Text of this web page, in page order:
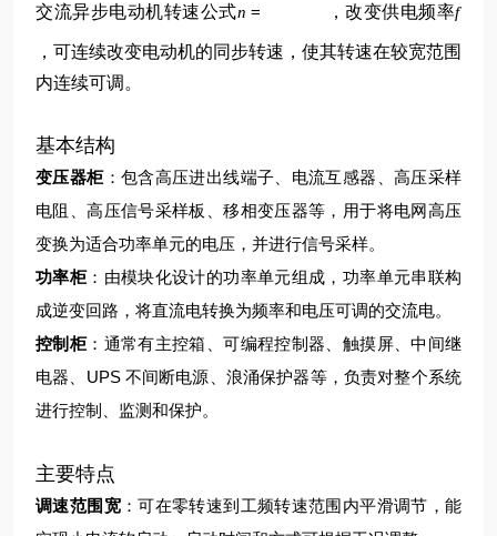
交流异步电动机转速公式n = ，改变供电频率f
，可连续改变电动机的同步转速，使其转速在较宽范围
内连续可调。
基本结构
变压器柜：包含高压进出线端子、电流互感器、高压采样
电阻、高压信号采样板、移相变压器等，用于将电网高压
变换为适合功率单元的电压，并进行信号采样。
功率柜：由模块化设计的功率单元组成，功率单元串联构
成逆变回路，将直流电转换为频率和电压可调的交流电。
控制柜：通常有主控箱、可编程控制器、触摸屏、中间继
电器、UPS 不间断电源、浪涌保护器等，负责对整个系统
进行控制、监测和保护。
主要特点
调速范围宽：可在零转速到工频转速范围内平滑调节，能